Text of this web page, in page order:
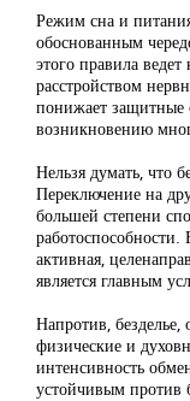
Режим сна и
обоснованным
этого правила
расстройством
понижает защитные
возникновению
Нельзя думать, что
Переключение на
большей степени
работоспособности.
активная,
является главным
Напротив,
физические и
интенсивность
устойчивым против